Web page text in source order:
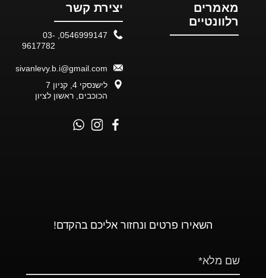
מאמרים
רלוונטיים
יצירת קשר
0546999147
03-
9617782
sivanlevy.b.i@gmail.com
לישנסקי 4, קניון 7
הכוכבים, ראשון לציון
השאירו פרטים ונחזור אליכם בהקדם!